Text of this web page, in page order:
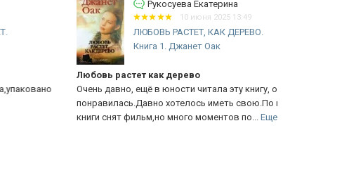
Рукосуева Екатерина
10 июня 2025 13:49
ЛЮБОВЬ РАСТЕТ, КАК ДЕРЕВО.
Книга 1. Джанет Оак
Любовь растет как дерево
Очень давно, ещё в юности читала эту книгу, очень
понравилась.Давно хотелось иметь свою.По мотивам
книги снят фильм,но много моментов по...Еще